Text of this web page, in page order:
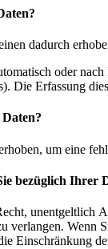
dadurch
oder
Die Erfassung
um eine
bezüglich Ihrer
unentgeltlich
verlangen. Wenn
Einschränkung